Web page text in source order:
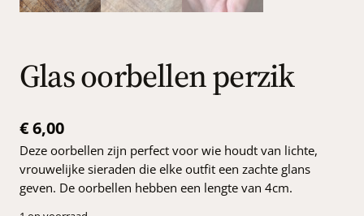
Glas oorbellen perzik
€6,00
Deze oorbellen zijn perfect voor wie houdt van lichte,
vrouwelijke sieraden die elke outfit een zachte glans
geven. De oorbellen hebben een lengte van 4cm.